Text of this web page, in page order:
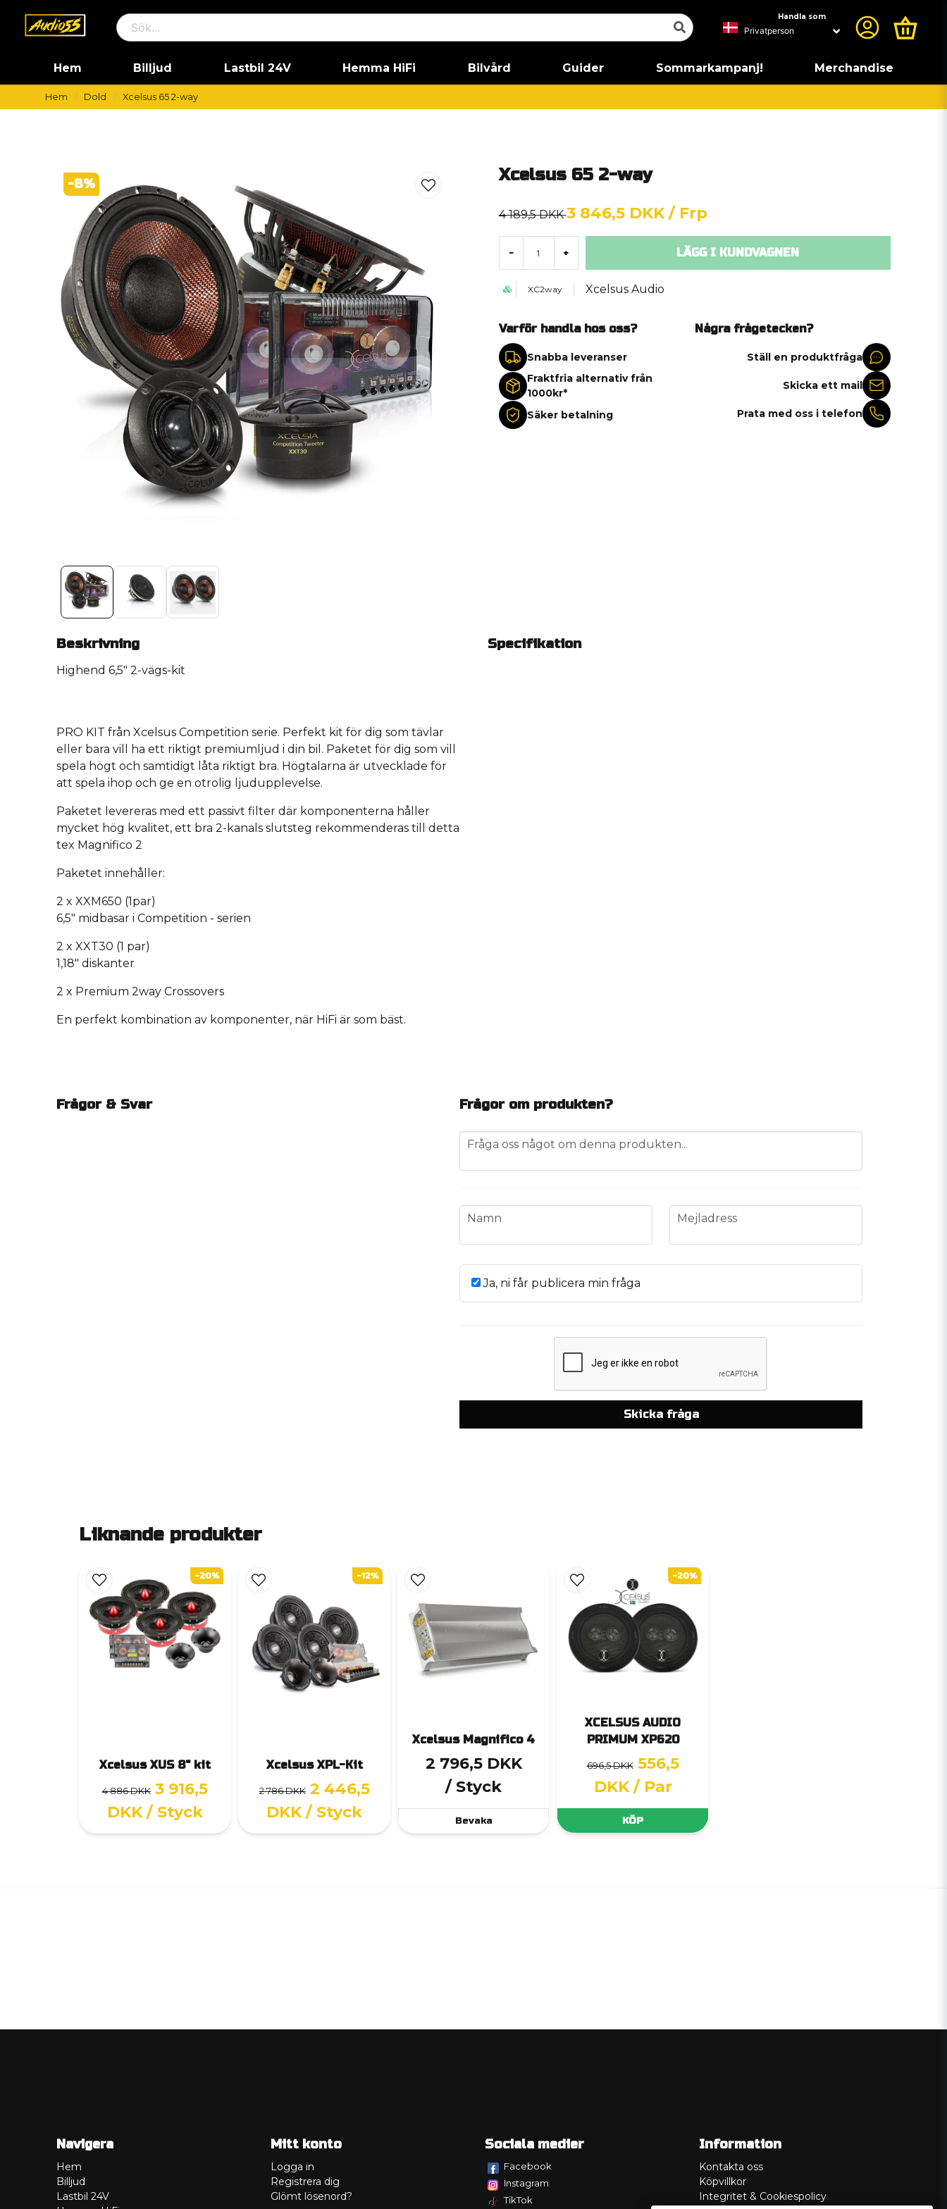
Handla som
Hem Billjud Lastbil 24V Hemma HiFi Bilvård Guider Sommarkampanj! Merchandise
Hem Dold Xcelsus 65 2-way
-8% Xcelsus 65 2-way
4 189,5 DKK3 846,5 DKK / Frp
- + LÄGG I KUNDVAGNEN
XC2way Xcelsus Audio
Varför handla hos oss?
Snabba leveranser
Fraktfria alternativ från
1000kr*
Säker betalning
Några frågetecken?
Ställ en produktfråga
Skicka ett mail
Prata med oss i telefon
Beskrivning
Highend 6,5" 2-vägs-kit
PRO KIT från Xcelsus Competition serie. Perfekt kit för dig som tävlar
eller bara vill ha ett riktigt premiumljud i din bil. Paketet för dig som vill
spela högt och samtidigt låta riktigt bra. Högtalarna är utvecklade för
att spela ihop och ge en otrolig ljudupplevelse.
Paketet levereras med ett passivt filter där komponenterna håller
mycket hög kvalitet, ett bra 2-kanals slutsteg rekommenderas till detta
tex Magnifico 2
Paketet innehåller:
2 x XXM650 (1par)
6,5" midbasar i Competition - serien
2 x XXT30 (1 par)
1,18" diskanter
2 x Premium 2way Crossovers
En perfekt kombination av komponenter, när HiFi är som bäst.
Specifikation
Frågor & Svar Frågor om produkten?
question
Fråga oss något om denna produkten...
name
Namn email
Mejladress
Ja, ni får publicera min fråga
Skicka fråga
Liknande produkter
Xcelsus XUS 8" kit
4 886 DKK 3 916,5
DKK / Styck
-20%
Xcelsus XPL-Kit
2 786 DKK 2 446,5
DKK / Styck
-12%
Xcelsus Magnifico 4
2 796,5 DKK
/ Styck
Bevaka
XCELSUS AUDIO
PRIMUM XP620
696,5 DKK 556,5
DKK / Par
KÖP
-20%
Navigera
Hem
Billjud
Lastbil 24V
Mitt konto
Logga in
Registrera dig
Glömt lösenord?
Sociala medier
Facebook
Instagram
TikTok
Information
Kontakta oss
Köpvillkor
Integritet & Cookiespolicy